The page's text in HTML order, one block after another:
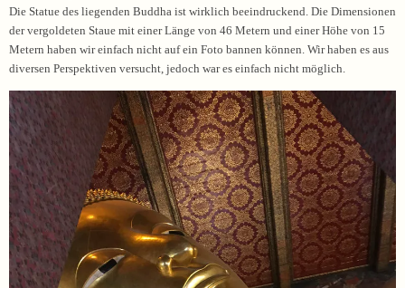
Die Statue des liegenden Buddha ist wirklich beeindruckend. Die Dimensionen
der vergoldeten Staue mit einer Länge von 46 Metern und einer Höhe von 15
Metern haben wir einfach nicht auf ein Foto bannen können. Wir haben es aus
diversen Perspektiven versucht, jedoch war es einfach nicht möglich.